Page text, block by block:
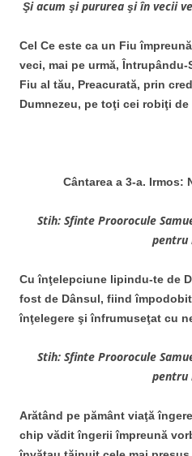
Şi acum şi pururea şi în vecii
Cel Ce este ca un Fiu
veci, mai pe urmă, Întrupându-
Fiu al tău, Preacurată, prin
Dumnezeu, pe toţi cei robiţi
Cântarea a 3-a.
Stih: Sfinte Proorocule
pentru
Cu înţelepciune lipindu-te de
fost de Dânsul, fiind
înţelegere şi înfrumuseţat cu
Stih: Sfinte Proorocule
pentru
Arătând pe pământ viaţă
chip vădit îngerii împreună